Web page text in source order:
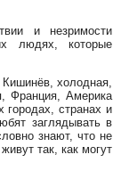
и незримости
людях, которые
холодная,
Франция, Америка
городах, странах и
заглядывать в
знают, что не
так, как могут